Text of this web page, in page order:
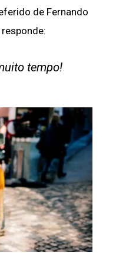
de Fernando
tempo!